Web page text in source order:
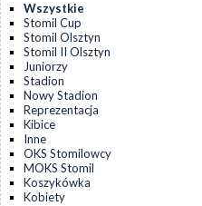
Wszystkie
Stomil Cup
Stomil Olsztyn
Stomil II Olsztyn
Juniorzy
Stadion
Nowy Stadion
Reprezentacja
Kibice
Inne
OKS Stomilowcy
MOKS Stomil
Koszykówka
Kobiety